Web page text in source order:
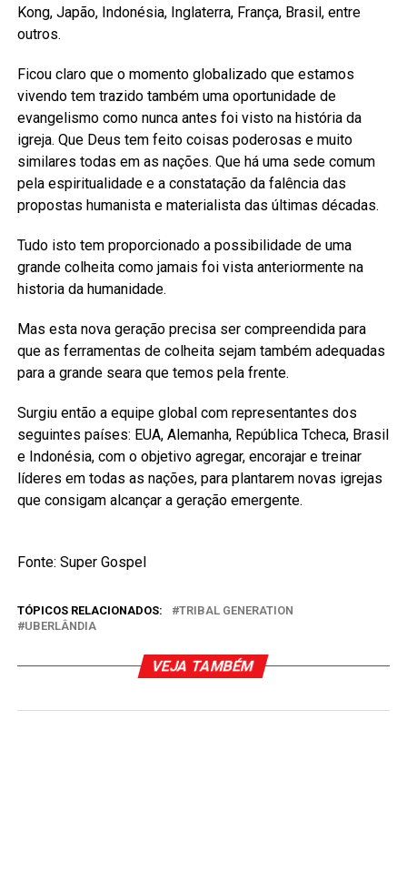
Kong, Japão, Indonésia, Inglaterra, França, Brasil, entre
outros.
Ficou claro que o momento globalizado que estamos
vivendo tem trazido também uma oportunidade de
evangelismo como nunca antes foi visto na história da
igreja. Que Deus tem feito coisas poderosas e muito
similares todas em as nações. Que há uma sede comum
pela espiritualidade e a constatação da falência das
propostas humanista e materialista das últimas décadas.
Tudo isto tem proporcionado a possibilidade de uma
grande colheita como jamais foi vista anteriormente na
historia da humanidade.
Mas esta nova geração precisa ser compreendida para
que as ferramentas de colheita sejam também adequadas
para a grande seara que temos pela frente.
Surgiu então a equipe global com representantes dos
seguintes países: EUA, Alemanha, República Tcheca, Brasil
e Indonésia, com o objetivo agregar, encorajar e treinar
líderes em todas as nações, para plantarem novas igrejas
que consigam alcançar a geração emergente.
Fonte: Super Gospel
TÓPICOS RELACIONADOS:
TRIBAL GENERATION
UBERLÂNDIA
VEJA TAMBÉM